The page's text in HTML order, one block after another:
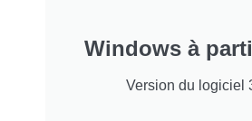
Windows à
Version du logiciel